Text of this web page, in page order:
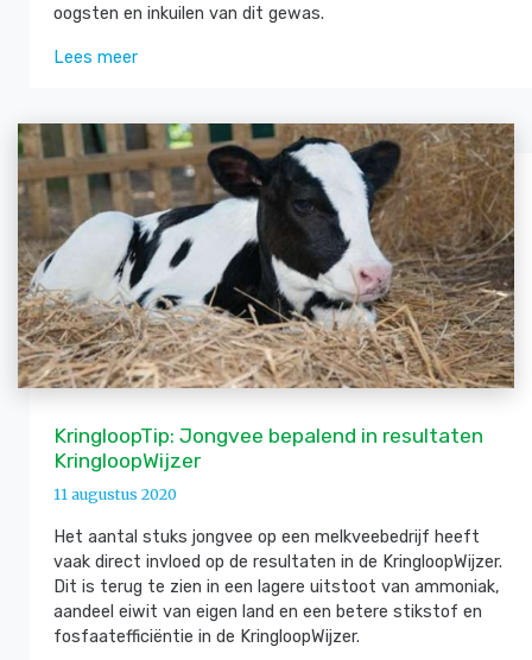
oogsten en inkuilen van dit gewas.
Lees meer
KringloopTip: Jongvee bepalend in resultaten
KringloopWijzer
11 augustus 2020
Het aantal stuks jongvee op een melkveebedrijf heeft
vaak direct invloed op de resultaten in de KringloopWijzer.
Dit is terug te zien in een lagere uitstoot van ammoniak,
aandeel eiwit van eigen land en een betere stikstof en
fosfaatefficiëntie in de KringloopWijzer.